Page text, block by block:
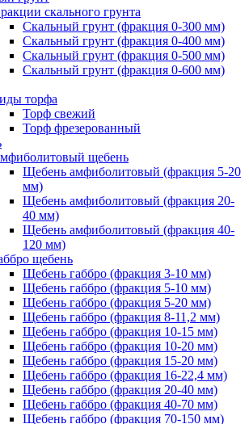
скального грунта
Скальный грунт (фракция 0-300 мм)
Скальный грунт (фракция 0-400 мм)
Скальный грунт (фракция 0-500 мм)
Скальный грунт (фракция 0-600 мм)
торфа
Торф свежий
Торф фрезерованный
щебень
Щебень амфиболитовый (фракция 5-20
мм)
Щебень амфиболитовый (фракция 20-
40 мм)
Щебень амфиболитовый (фракция 40-
120 мм)
щебень
Щебень габбро (фракция 3-10 мм)
Щебень габбро (фракция 5-10 мм)
Щебень габбро (фракция 5-20 мм)
Щебень габбро (фракция 8-11,2 мм)
Щебень габбро (фракция 10-15 мм)
Щебень габбро (фракция 10-20 мм)
Щебень габбро (фракция 15-20 мм)
Щебень габбро (фракция 16-22,4 мм)
Щебень габбро (фракция 20-40 мм)
Щебень габбро (фракция 40-70 мм)
Щебень габбро (фракция 70-150 мм)